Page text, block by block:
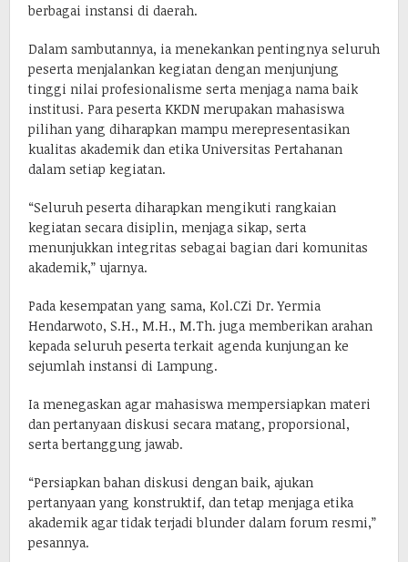
berbagai instansi di daerah.
Dalam sambutannya, ia menekankan pentingnya seluruh
peserta menjalankan kegiatan dengan menjunjung
tinggi nilai profesionalisme serta menjaga nama baik
institusi. Para peserta KKDN merupakan mahasiswa
pilihan yang diharapkan mampu merepresentasikan
kualitas akademik dan etika Universitas Pertahanan
dalam setiap kegiatan.
“Seluruh peserta diharapkan mengikuti rangkaian
kegiatan secara disiplin, menjaga sikap, serta
menunjukkan integritas sebagai bagian dari komunitas
akademik,” ujarnya.
Pada kesempatan yang sama, Kol.CZi Dr. Yermia
Hendarwoto, S.H., M.H., M.Th. juga memberikan arahan
kepada seluruh peserta terkait agenda kunjungan ke
sejumlah instansi di Lampung.
Ia menegaskan agar mahasiswa mempersiapkan materi
dan pertanyaan diskusi secara matang, proporsional,
serta bertanggung jawab.
“Persiapkan bahan diskusi dengan baik, ajukan
pertanyaan yang konstruktif, dan tetap menjaga etika
akademik agar tidak terjadi blunder dalam forum resmi,”
pesannya.